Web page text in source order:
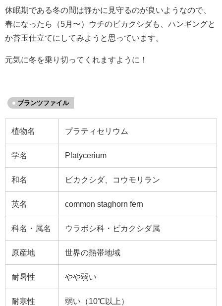
休眠期である冬の間は静かに見守るのが良いようなので、
春になったら（5月〜）ウチのビカクシダも、ハンギングと
か苔玉仕立てにしてみようと思っています。
元気に冬を乗り切ってくれますように！
プランツファイル
植物名 プラティセリウム
学名 Platycerium
和名 ビカクシダ、コウモリラン
英名 common staghorn fern
科名・属名 ウラボシ科・ ビカクシダ属
原産地 世界の熱帯地域
耐暑性 やや弱い
耐寒性 弱い（10℃以上）